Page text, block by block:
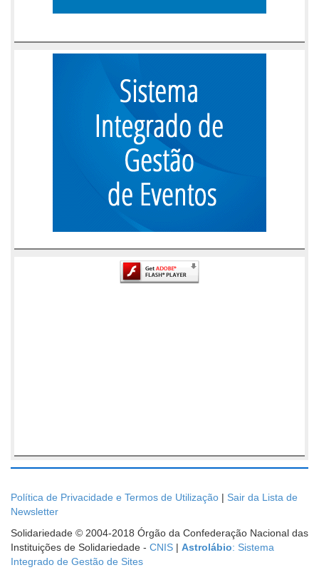
Política de Privacidade e Termos de Utilização | Sair da Lista de
Newsletter
Solidariedade © 2004-2018 Órgão da Confederação Nacional das
Instituições de Solidariedade - CNIS | Astrolábio: Sistema
Integrado de Gestão de Sites